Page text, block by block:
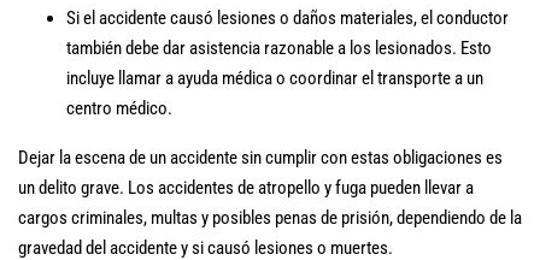
Si el accidente causó lesiones o daños materiales, el conductor
también debe dar asistencia razonable a los lesionados. Esto
incluye llamar a ayuda médica o coordinar el transporte a un
centro médico.
Dejar la escena de un accidente sin cumplir con estas obligaciones es
un delito grave. Los accidentes de atropello y fuga pueden llevar a
cargos criminales, multas y posibles penas de prisión, dependiendo de la
gravedad del accidente y si causó lesiones o muertes.